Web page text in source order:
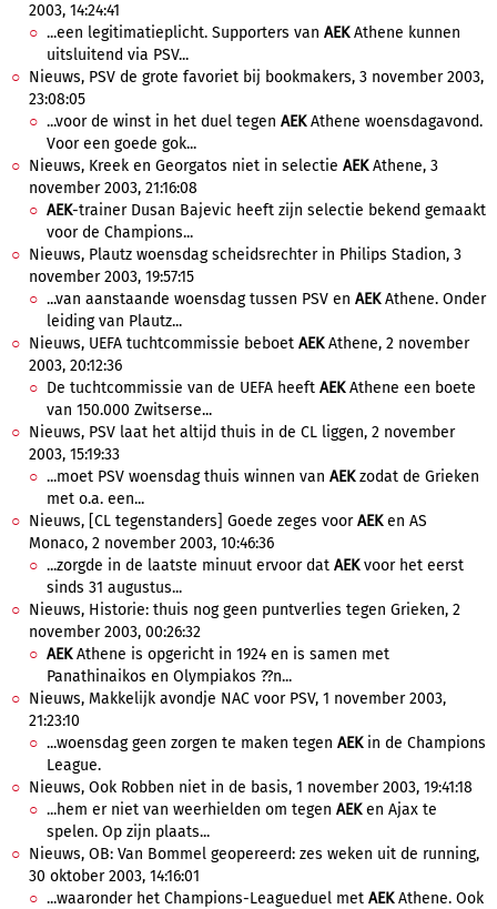
2003, 14:24:41
...een legitimatieplicht. Supporters van AEKAthene kunnen
uitsluitend via PSV...
Nieuws, PSV de grote favoriet bij bookmakers, 3 november 2003,
23:08:05
...voor de winst in het duel tegen AEKAthene woensdagavond.
Voor een goede gok...
Nieuws, Kreek en Georgatos niet in selectie AEKAthene, 3
november 2003, 21:16:08
AEK-trainer Dusan Bajevic heeft zijn selectie bekend gemaakt
voor de Champions...
Nieuws, Plautz woensdag scheidsrechter in Philips Stadion, 3
november 2003, 19:57:15
...van aanstaande woensdag tussen PSV en AEKAthene. Onder
leiding van Plautz...
Nieuws, UEFA tuchtcommissie beboet AEKAthene, 2 november
2003, 20:12:36
De tuchtcommissie van de UEFA heeft AEKAthene een boete
van 150.000 Zwitserse...
Nieuws, PSV laat het altijd thuis in de CL liggen, 2 november
2003, 15:19:33
...moet PSV woensdag thuis winnen van AEKzodat de Grieken
met o.a. een...
Nieuws, [CL tegenstanders] Goede zeges voorAEKen AS
Monaco, 2 november 2003, 10:46:36
...zorgde in de laatste minuut ervoor dat AEKvoor het eerst
sinds 31 augustus...
Nieuws, Historie: thuis nog geen puntverlies tegen Grieken, 2
november 2003, 00:26:32
AEKAthene is opgericht in 1924 en is samen met
Panathinaikos en Olympiakos ??n...
Nieuws, Makkelijk avondje NAC voor PSV, 1 november 2003,
21:23:10
...woensdag geen zorgen te maken tegen AEKin de Champions
League.
Nieuws, Ook Robben niet in de basis, 1 november 2003, 19:41:18
...hem er niet van weerhielden om tegen AEKen Ajax te
spelen. Op zijn plaats...
Nieuws, OB: Van Bommel geopereerd: zes weken uit de running,
30 oktober 2003, 14:16:01
...waaronder het Champions-Leagueduel met AEKAthene. Ook